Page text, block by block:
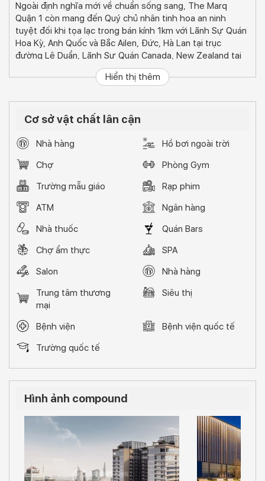
Ngoài định nghĩa mới về chuẩn sống sang, The Marq
Quận 1 còn mang đến Quý chủ nhân tinh hoa an ninh
tuyệt đối khi tọa lạc trong bán kính 1km với Lãnh Sự Quán
Hoa Kỳ, Anh Quốc và Bắc Ailen, Đức, Hà Lan tại trục
đường Lê Duẩn, Lãnh Sự Quán Canada, New Zealand tại
Đồng Khởi, Lãnh Sự Quán Pháp tại Nguyễn Thị Minh Khai,
Úc tại Lý Tự Trọng và Trung Quốc tại đường Hai Bà Trưng.
Không gian sống tinh tế với mảng xanh làm chủ đạo, The
Marq khéo léo dẫn dắt quý cư dân hoà vào thiên nhiên
ngay giữa lòng đô thị náo nhiệt. Hàng cây tươi mát bên
thác nước thanh bình, ánh sáng ấm áp tại sảnh chính
cùng tầm nhìn triệu đô trải dài về trung tâm thành phố từ
khu tiện ích phong cách resort The Sky Club trên tầng
thượng.
Thu trọn cảnh sắc muôn màu của thành phố hoa lệ vào
tầm mắt tại tầng 25, tận hưởng những phút giây thư thái
bên Sky Club thời thượng, hồ bơi vô cực trong xanh,
phòng gym hiện đại, Jacuzzi thư giãn, thư viện, hay quầy
bar lộng gió trên không – những đặc quyền chỉ dành riêng
cho Quý chủ nhân tinh hoa của The Marq.
Hiển thị thêm
Cơ sở vật chất lân cận
Nhà hàng
Hồ bơi ngoài trời
Chợ
Phòng Gym
Trường mẫu giáo
Rạp phim
ATM
Ngân hàng
Nhà thuốc
Quán Bars
Chợ ẩm thực
SPA
Salon
Nhà hàng
Trung tâm thương
mại
Siêu thị
Bệnh viện
Bệnh viện quốc tế
Trường quốc tế
Hình ảnh compound